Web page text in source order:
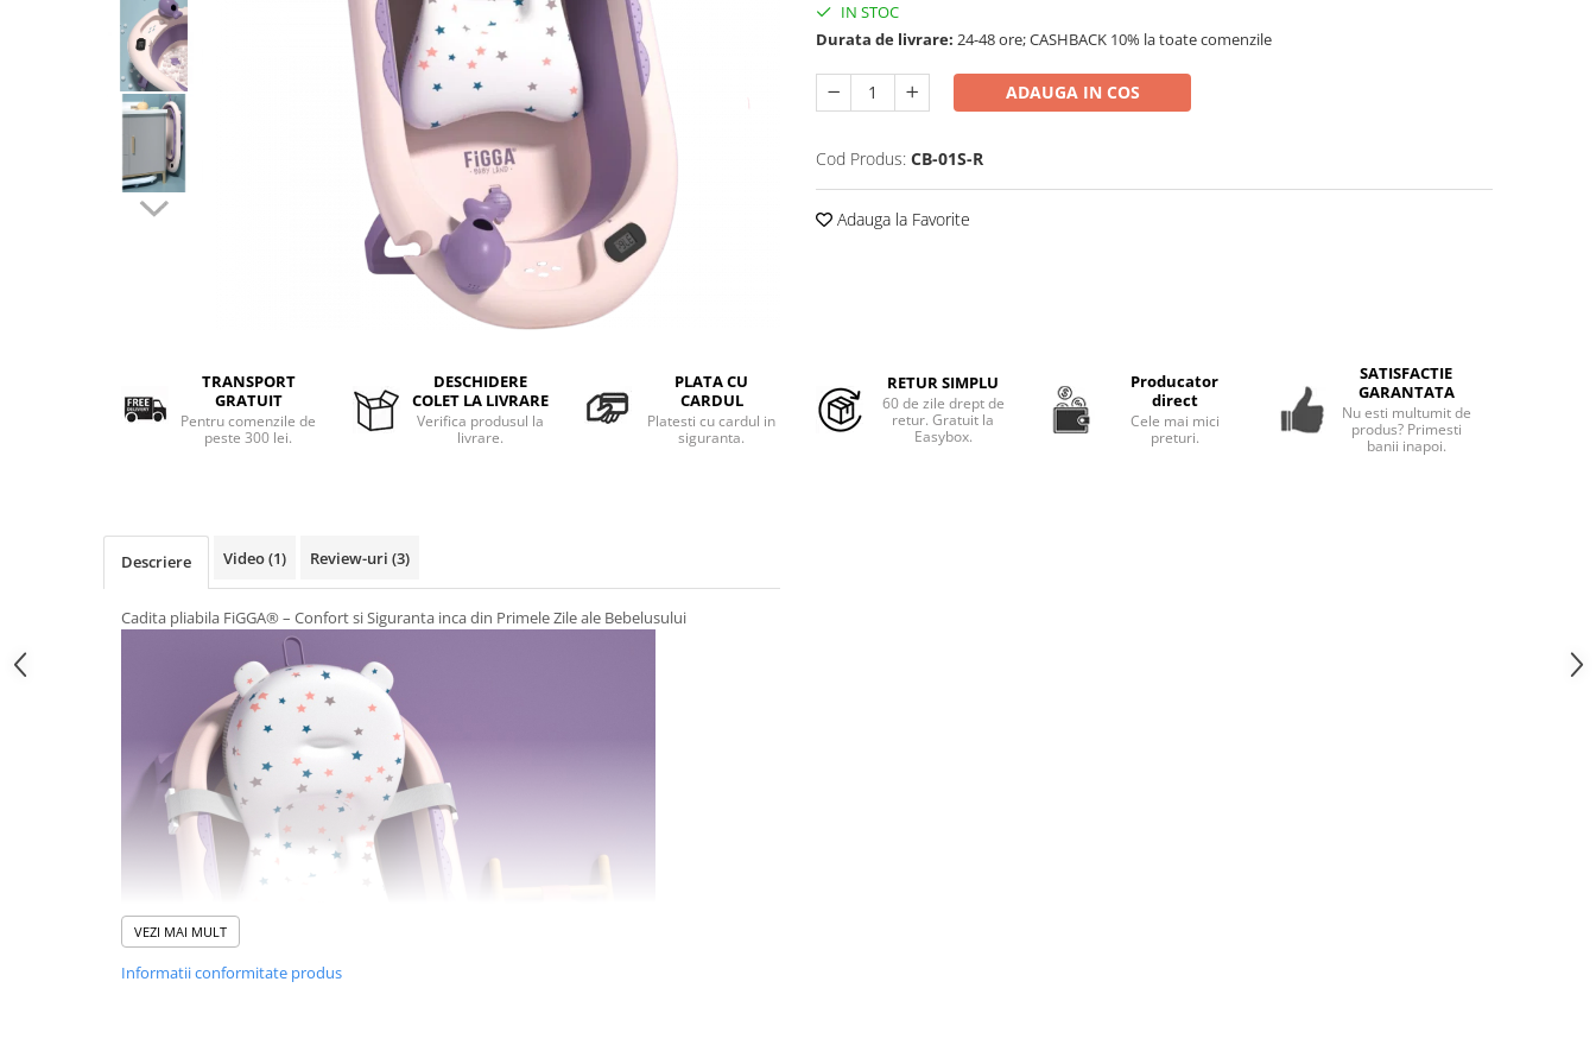
Aparate de vidat
Benzi dublu adezive
Dispozitiv indepartare papiloame
Etajere depozitare
Irigatoare bucale
Capace WC copii & Reductoare WC
Pernute bebe
Truse machiaj copii
IN STOC
Durata de livrare: 24-48 ore; CASHBACK 10% la toate comenzile
ADAUGA IN COS
Cod Produs: CB-01S-R
Adauga la Favorite
TRANSPORT
GRATUIT
Pentru comenzile de
peste 300 lei.
DESCHIDERE
COLET LA LIVRARE
Verifica produsul la
livrare.
PLATA CU
CARDUL
Platesti cu cardul in
siguranta.
RETUR SIMPLU
60 de zile drept de
retur. Gratuit la
Easybox.
Producator
direct
Cele mai mici
preturi.
SATISFACTIE
GARANTATA
Nu esti multumit de
produs? Primesti
banii inapoi.
Descriere Video(1) Review-uri (3)
Cadita pliabila FiGGA® – Confort si Siguranta inca din Primele Zile ale Bebelusului
VEZI MAI MULT
Informatii conformitate produs